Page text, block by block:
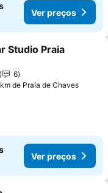
Ver preços
aos favoritos
Studio Praia
6
de Praia de Chaves
Ver preços